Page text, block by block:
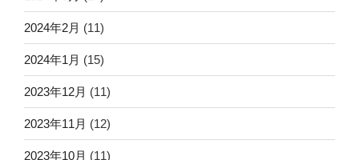
2024年2月 (11)
2024年1月 (15)
2023年12月 (11)
2023年11月 (12)
2023年10月 (11)